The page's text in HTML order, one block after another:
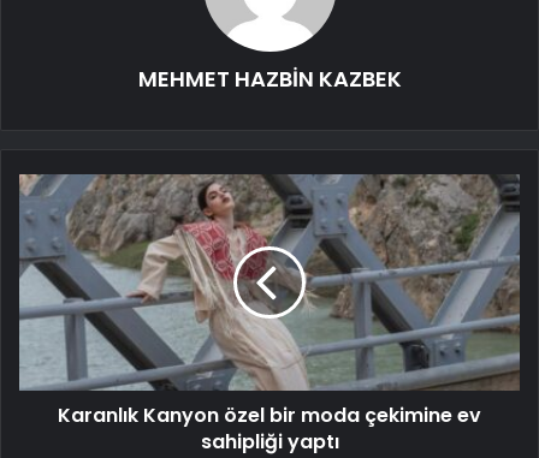
MEHMET HAZBİN KAZBEK
Karanlık Kanyon özel bir moda çekimine ev
sahipliği yaptı